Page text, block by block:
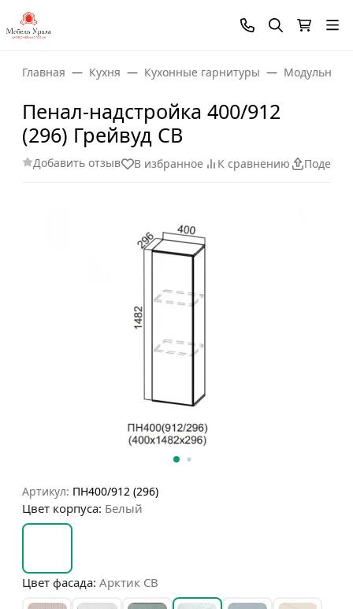
Главная Кухня Кухонные гарнитуры Модульные
Пенал-надстройка 400/912
(296) Грейвуд СВ
Добавить отзыв В избранное К сравнению
Артикул: ПН400/912 (296)
Цвет корпуса: Белый
Цвет фасада: Арктик СВ